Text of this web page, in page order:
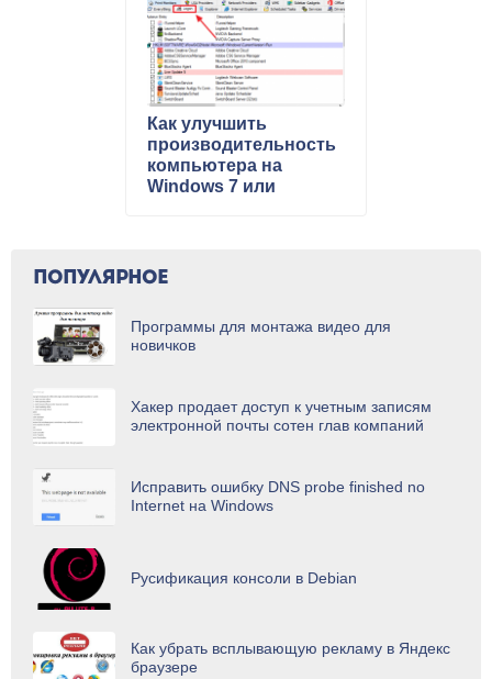
Как улучшить
производительность
компьютера на
Windows 7 или
ПОПУЛЯРНОЕ
Программы для монтажа видео для
новичков
Хакер продает доступ к учетным записям
электронной почты сотен глав компаний
Исправить ошибку DNS probe finished no
Internet на Windows
Русификация консоли в Debian
Как убрать всплывающую рекламу в Яндекс
браузере